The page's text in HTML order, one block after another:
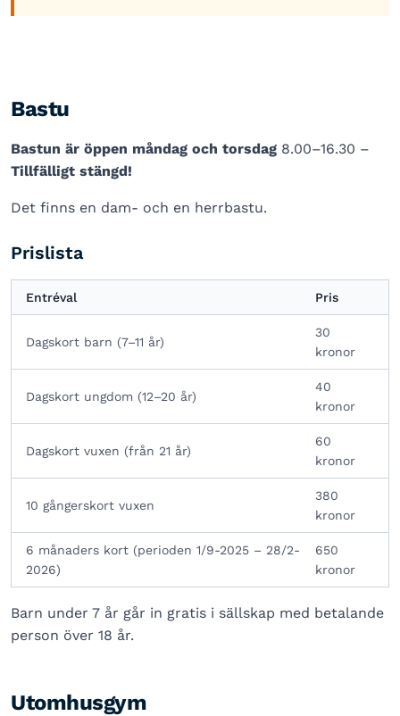
Bastu
Bastun är öppen måndag och torsdag 8.00–16.30 –
Tillfälligt stängd!
Det finns en dam- och en herrbastu.
Prislista
Entréval Pris
Dagskort barn (7–11 år)
30
kronor
Dagskort ungdom (12–20 år)
40
kronor
Dagskort vuxen (från 21 år)
60
kronor
10 gångerskort vuxen
380
kronor
6 månaders kort (perioden 1/9-2025 – 28/2-
2026)
650
kronor
Barn under 7 år går in gratis i sällskap med betalande
person över 18 år.
Utomhusgym